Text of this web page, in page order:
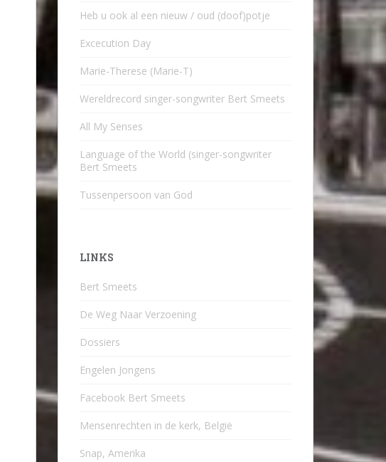
Heb u ook al een nieuw / oud (doof)potje
Excecution Day
Marie-Therese (Marie-T)
Wereldrecord singer-songwriter Bert Smeets
All My Senses
Language of the World (singer-songwriter
Bert Smeets
Tussenpersoon van God
LINKS
Bert Smeets
De Weg Naar Verzoening
Dossiers
Engelen Jongens
Facebook Bert Smeets
Mensenrechten in de kerk, België
Snap, Amerika